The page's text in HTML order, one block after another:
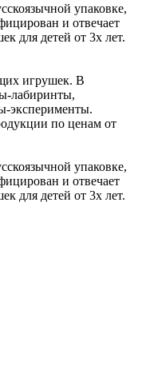
упаковке,
и отвечает
для детей от 3х лет.
игрушек. В
лабиринты,
эксперименты.
по ценам от
упаковке,
и отвечает
для детей от 3х лет.